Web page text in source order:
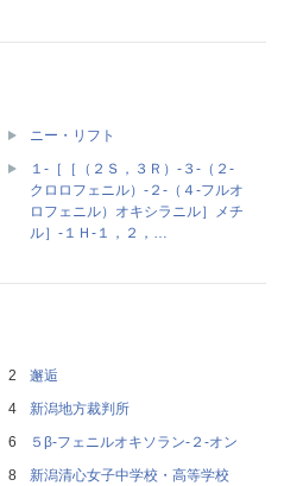
ニー・リフト
１‐［［（２Ｓ，３Ｒ）‐３‐（２‐
クロロフェニル）‐２‐（４‐フルオ
ロフェニル）オキシラニル］メチ
ル］‐１Ｈ‐１，２，…
邂逅
新潟地方裁判所
５β‐フェニルオキソラン‐２‐オン
新潟清心女子中学校・高等学校